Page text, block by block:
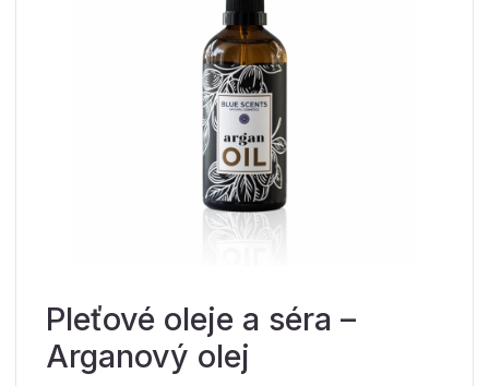
Pleťové oleje a séra –
Arganový olej